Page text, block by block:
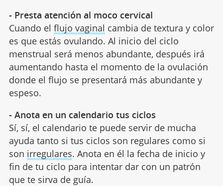
- Presta atención al moco cervical
Cuando el flujo vaginal cambia de textura y color
es que estás ovulando. Al inicio del ciclo
menstrual será menos abundante, después irá
aumentando hasta el momento de la ovulación
donde el flujo se presentará más abundante y
espeso.
- Anota en un calendario tus ciclos
Sí, sí, el calendario te puede servir de mucha
ayuda tanto si tus ciclos son regulares como si
son irregulares. Anota en él la fecha de inicio y
fin de tu ciclo para intentar dar con un patrón
que te sirva de guía.